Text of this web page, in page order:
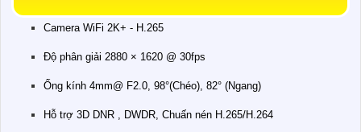
Camera WiFi 2K+ - H.265
Độ phân giải 2880 × 1620 @ 30fps
Ống kính 4mm@ F2.0, 98°(Chéo), 82° (Ngang)
Hỗ trợ 3D DNR , DWDR, Chuấn nén H.265/H.264